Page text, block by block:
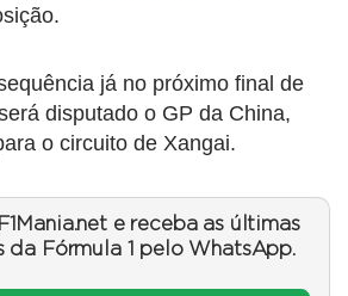
já no próximo final de
disputado o GP da China,
o circuito de Xangai.
e receba as últimas
da Fórmula 1 pelo WhatsApp.